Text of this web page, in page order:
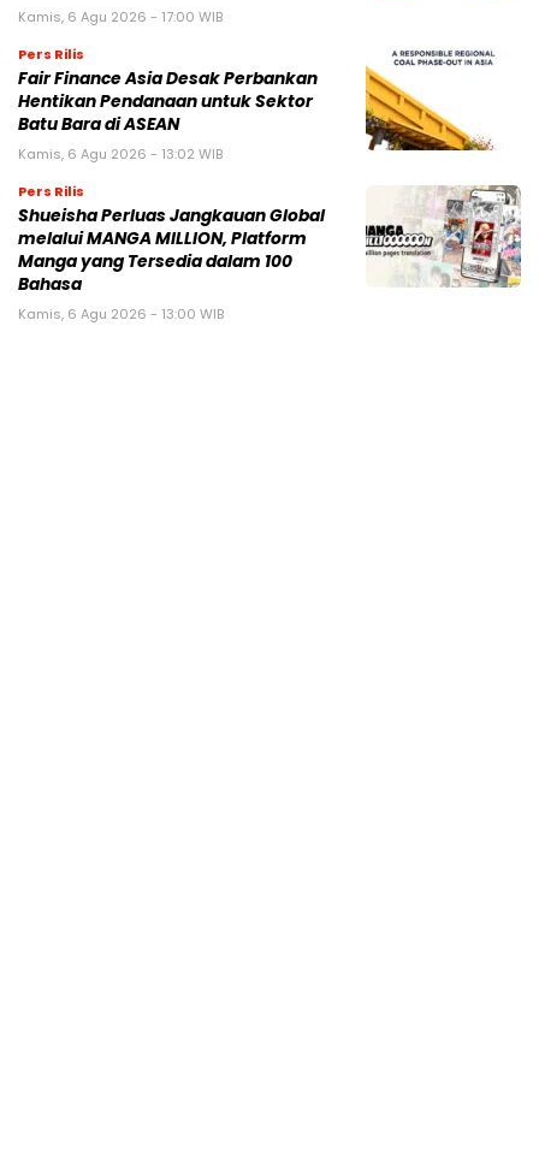
Kamis, 6 Agu 2026 - 17:00 WIB
Pers Rilis
Fair Finance Asia Desak Perbankan
Hentikan Pendanaan untuk Sektor
Batu Bara di ASEAN
Kamis, 6 Agu 2026 - 13:02 WIB
Pers Rilis
Shueisha Perluas Jangkauan Global
melalui MANGA MILLION, Platform
Manga yang Tersedia dalam 100
Bahasa
Kamis, 6 Agu 2026 - 13:00 WIB